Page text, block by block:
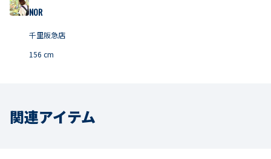
NOR
千里阪急店
156 cm
関連アイテム